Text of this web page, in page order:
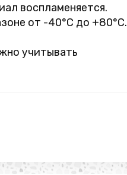
воспламеняется.
от -40°C до +80°C.
учитывать